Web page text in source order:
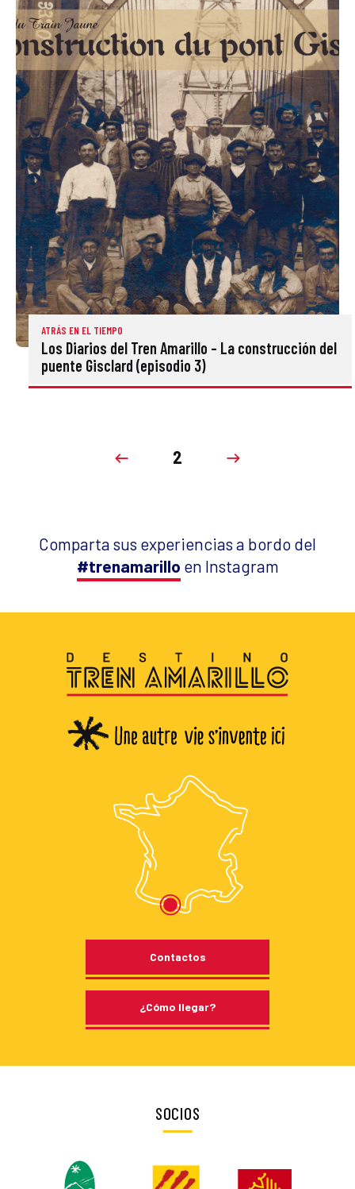
ATRÁS EN EL TIEMPO
Los Diarios del Tren Amarillo – La construcción del
puente Gisclard (episodio 3)
2
Comparta sus experiencias a bordo del
#trenamarillo en Instagram
Contactos
¿Cómo llegar?
SOCIOS